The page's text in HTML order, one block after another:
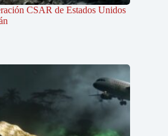
CSAR de Estados Unidos